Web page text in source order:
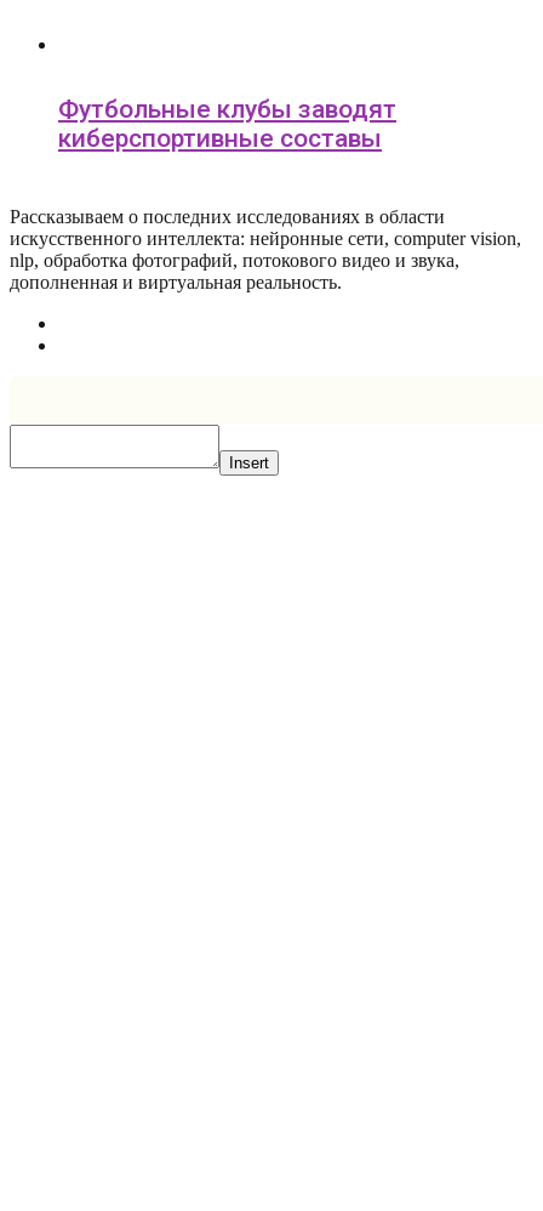
Футбольные клубы заводят
киберспортивные составы
Рассказываем о последних исследованиях в области
искусcтвенного интеллекта: нейронные сети, computer vision,
nlp, обработка фотографий, потокового видео и звука,
дополненная и виртуальная реальность.
Insert